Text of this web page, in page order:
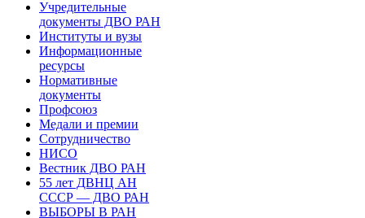
Учредительные
документы ДВО РАН
Институты и вузы
Информационные
ресурсы
Нормативные
документы
Профсоюз
Медали и премии
Сотрудничество
НИСО
Вестник ДВО РАН
55 лет ДВНЦ АН
СССР — ДВО РАН
ВЫБОРЫ В РАН